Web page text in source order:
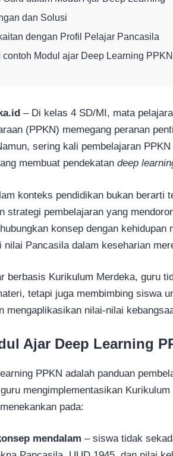
dan Solusi
dengan Profil Pelajar Pancasila
contoh Modul ajar Deep Learning PPKN
– Di kelas 4 SD/MI, mata
(PPKN) memegang peranan
sering kali pembelajaran
membuat pendekatan deep
konteks pendidikan bukan berarti
strategi pembelajaran yang
konsep dengan kehidupan
nilai Pancasila dalam keseharian
berbasis Kurikulum Merdeka, guru
tetapi juga membimbing siswa
mengaplikasikan nilai-nilai
Ajar Deep Learning
PPKN adalah panduan
mengimplementasikan
pada:
mendalam – siswa tidak